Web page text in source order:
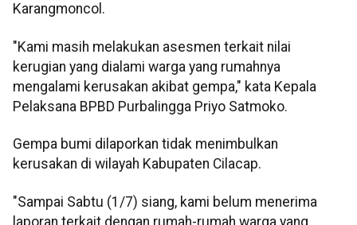
Karangmoncol.
"Kami masih melakukan asesmen terkait nilai
kerugian yang dialami warga yang rumahnya
mengalami kerusakan akibat gempa," kata Kepala
Pelaksana BPBD Purbalingga Priyo Satmoko.
Gempa bumi dilaporkan tidak menimbulkan
kerusakan di wilayah Kabupaten Cilacap.
"Sampai Sabtu (1/7) siang, kami belum menerima
laporan terkait dengan rumah-rumah warga yang